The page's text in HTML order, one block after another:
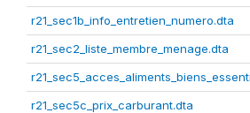
r21_sec1b_info_entretien_numero.dta
r21_sec2_liste_membre_menage.dta
r21_sec5c_prix_carburant.dta